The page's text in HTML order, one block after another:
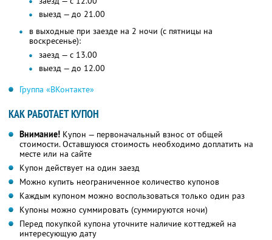
выезд — до 21.00
в выходные при заезде на 2 ночи (с пятницы на
воскресенье):
заезд — с 13.00
выезд — до 12.00
Группа «ВКонтакте»
КАК РАБОТАЕТ КУПОН
Внимание! Купон — первоначальный взнос от общей
стоимости. Оставшуюся стоимость необходимо доплатить на
месте или на сайте
Купон действует на один заезд
Можно купить неограниченное количество купонов
Каждым купоном можно воспользоваться только один раз
Купоны можно суммировать (суммируются ночи)
Перед покупкой купона уточните наличие коттеджей на
интересующую дату